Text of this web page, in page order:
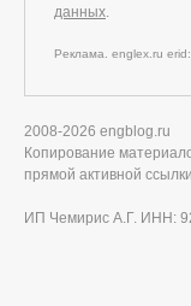
данных.
Реклама. englex.ru
2008-2026 engblog.ru
Копирование
прямой активной
ИП Чемирис А.Г. ИНН: